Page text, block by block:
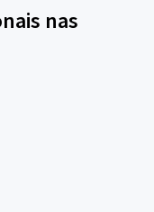
nas